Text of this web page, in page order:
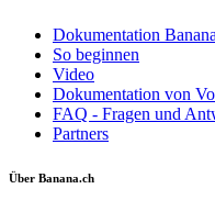
Dokumentation
So beginnen
Video
Dokumentation von
FAQ - Fragen und
Partners
Über Banana.ch